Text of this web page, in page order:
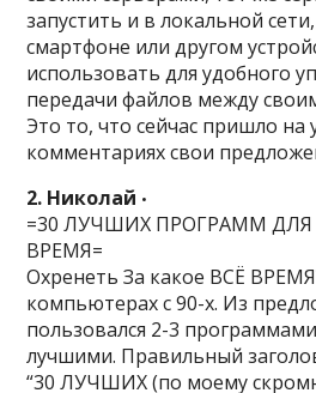
запустить и в локальной
смартфоне или другом
использовать для удобного
передачи файлов между
Это то, что сейчас пришло
комментариях свои
2. Николай •
=30 ЛУЧШИХ ПРОГРАММ ДЛЯ
ВРЕМЯ=
Охренеть За какое ВСЁ
компьютерах с 90-х. Из
пользовался 2-3
лучшими. Правильный
“30 ЛУЧШИХ (по моему